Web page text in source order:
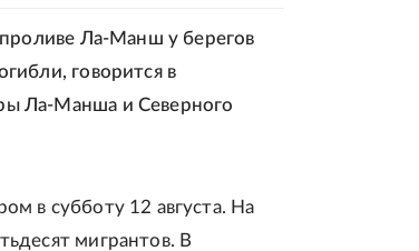
Ла-Манш у берегов
говорится в
Ла-Манша и Северного
в субботу 12 августа. На
мигрантов. В